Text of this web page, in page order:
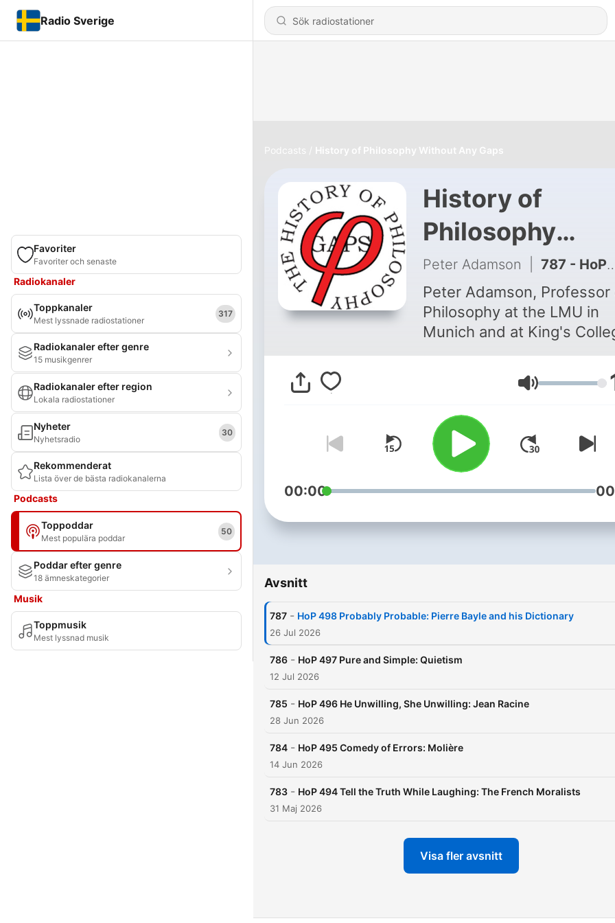
Radio Sverige
Favoriter
Favoriter och senaste
Radiokanaler
Toppkanaler
Mest lyssnade radiostationer
317
Radiokanaler efter genre
15 musikgenrer
Radiokanaler efter region
Lokala radiostationer
Nyheter
Nyhetsradio
30
Rekommenderat
Lista över de bästa radiokanalerna
Podcasts
Toppoddar
Mest populära poddar
50
Poddar efter genre
18 ämneskategorier
Musik
Toppmusik
Mest lyssnad musik
Podcasts History of Philosophy Without Any Gaps
History of
Philosophy
Without Any
Peter Adamson 787 - HoP 498 Probably Probable: Pierre Bayle and his Dictionary
Peter Adamson, Professor
Philosophy at the LMU in
Munich and at King's
London, takes listeners
through the history of
philosophy, "without any
Volym
00:00
Avsnitt
787 - HoP 498 Probably Probable: Pierre Bayle and his Dictionary
26 Jul 2026
786 - HoP 497 Pure and Simple: Quietism
12 Jul 2026
785 - HoP 496 He Unwilling, She Unwilling: Jean Racine
28 Jun 2026
784 - HoP 495 Comedy of Errors: Molière
14 Jun 2026
783 - HoP 494 Tell the Truth While Laughing: The French Moralists
31 Maj 2026
Visa fler avsnitt